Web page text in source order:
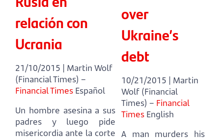
relación con
Ucrania
21/10/2015 | Martin Wolf
(Financial Times) –
Financial Times Español
Un hombre asesina a sus
padres y luego pide
misericordia ante la corte
over
Ukraine’s
debt
10/21/2015 | Martin
Wolf (Financial
Times) – Financial
Times English
A man murders his